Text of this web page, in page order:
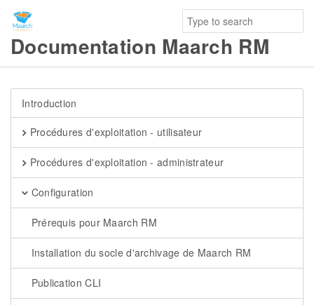
Documentation Maarch RM
Introduction
Procédures d'exploitation - utilisateur
Procédures d'exploitation - administrateur
Configuration
Prérequis pour Maarch RM
Installation du socle d'archivage de Maarch RM
Publication CLI